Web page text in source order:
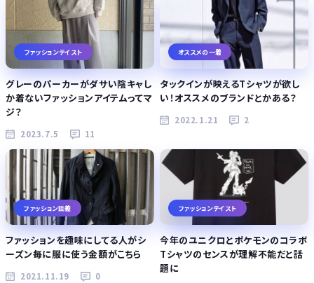
ファッションテイスト
グレーのパーカーがダサい陰キャし
か着ないファッションアイテムってマ
ジ？
2023.7.5 11
オススメの一着
タックインが映えるTシャツが欲し
い！オススメのブランドとかある？
2022.1.21 2
ファッション談義
ファッションを趣味にしてる人がシ
ーズン毎に服に使う金額がこちら
2021.11.19 0
ファッションテイスト
今年のユニクロとポケモンのコラボ
Tシャツのセンスが理解不能だと話
題に